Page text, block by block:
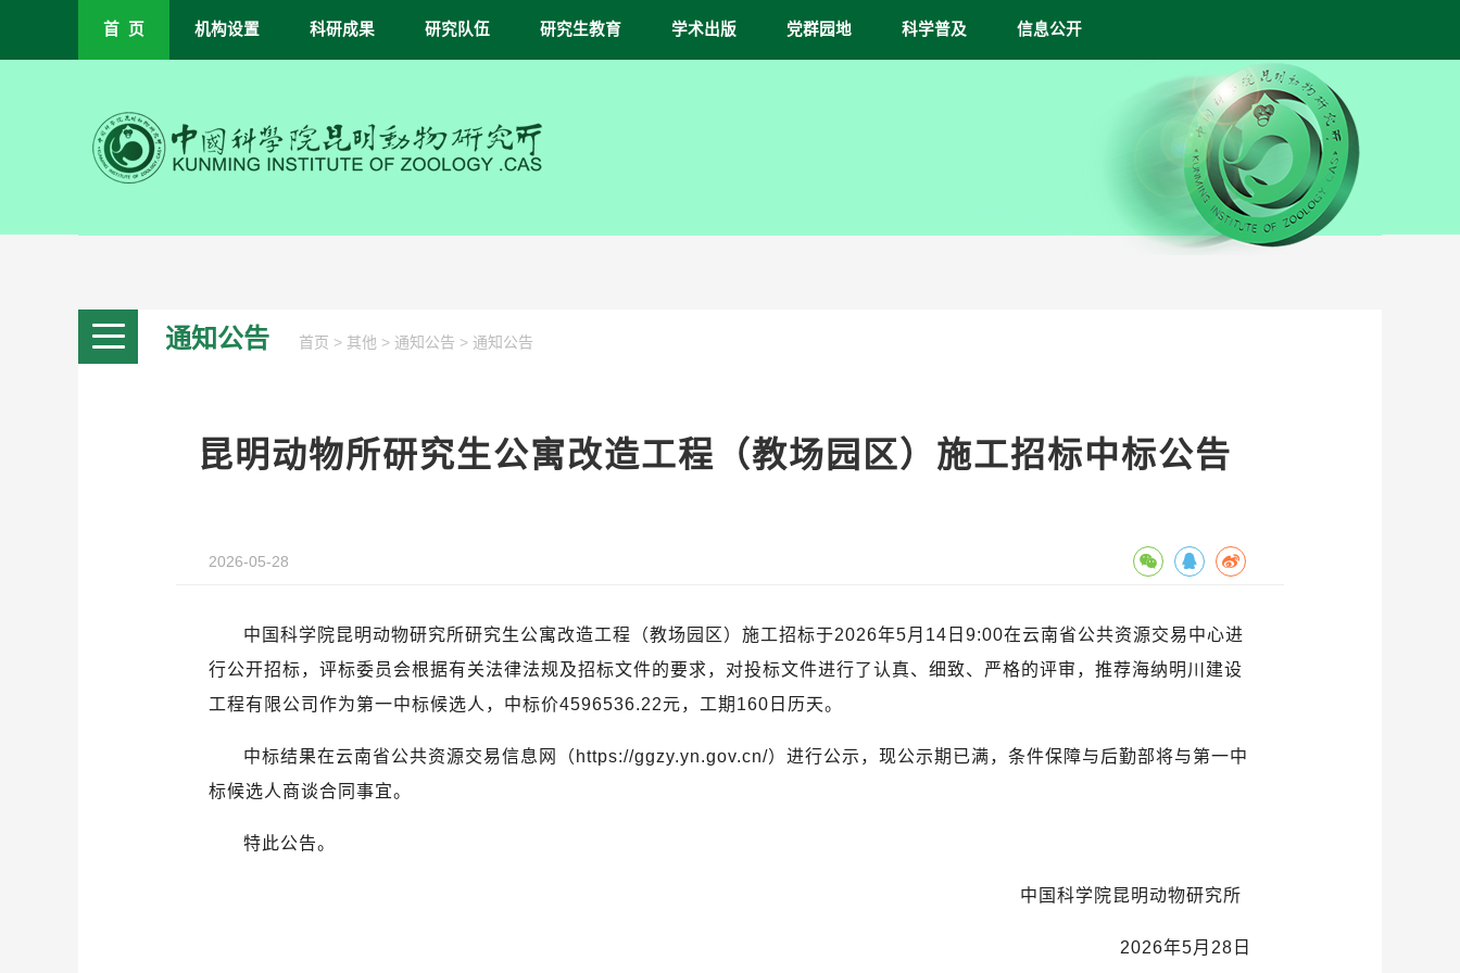
首 页 机构设置 科研成果 研究队伍 研究生教育 学术出版 党群园地 科学普及 信息公开
通知公告 首页 > 其他 > 通知公告 > 通知公告
昆明动物所研究生公寓改造工程（教场园区）施工招标中标公告
2026-05-28
中国科学院昆明动物研究所研究生公寓改造工程（教场园区）施工招标于2026年5月14日9:00在云南省公共资源交易中心进
行公开招标，评标委员会根据有关法律法规及招标文件的要求，对投标文件进行了认真、细致、严格的评审，推荐海纳明川建设
工程有限公司作为第一中标候选人，中标价4596536.22元，工期160日历天。
中标结果在云南省公共资源交易信息网（https://ggzy.yn.gov.cn/）进行公示，现公示期已满，条件保障与后勤部将与第一中
标候选人商谈合同事宜。
特此公告。
中国科学院昆明动物研究所
2026年5月28日